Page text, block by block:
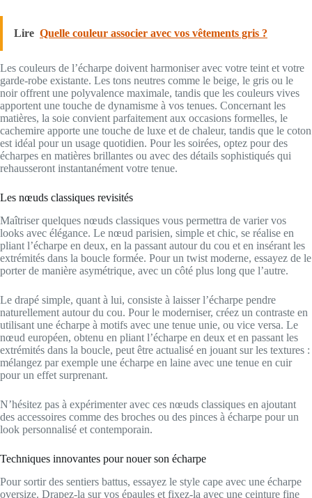
Lire Quelle couleur associer avec vos vêtements gris ?
Les couleurs de l’écharpe doivent harmoniser avec votre teint et votre
garde-robe existante. Les tons neutres comme le beige, le gris ou le
noir offrent une polyvalence maximale, tandis que les couleurs vives
apportent une touche de dynamisme à vos tenues. Concernant les
matières, la soie convient parfaitement aux occasions formelles, le
cachemire apporte une touche de luxe et de chaleur, tandis que le coton
est idéal pour un usage quotidien. Pour les soirées, optez pour des
écharpes en matières brillantes ou avec des détails sophistiqués qui
rehausseront instantanément votre tenue.
Les nœuds classiques revisités
Maîtriser quelques nœuds classiques vous permettra de varier vos
looks avec élégance. Le nœud parisien, simple et chic, se réalise en
pliant l’écharpe en deux, en la passant autour du cou et en insérant les
extrémités dans la boucle formée. Pour un twist moderne, essayez de le
porter de manière asymétrique, avec un côté plus long que l’autre.
Le drapé simple, quant à lui, consiste à laisser l’écharpe pendre
naturellement autour du cou. Pour le moderniser, créez un contraste en
utilisant une écharpe à motifs avec une tenue unie, ou vice versa. Le
nœud européen, obtenu en pliant l’écharpe en deux et en passant les
extrémités dans la boucle, peut être actualisé en jouant sur les textures :
mélangez par exemple une écharpe en laine avec une tenue en cuir
pour un effet surprenant.
N’hésitez pas à expérimenter avec ces nœuds classiques en ajoutant
des accessoires comme des broches ou des pinces à écharpe pour un
look personnalisé et contemporain.
Techniques innovantes pour nouer son écharpe
Pour sortir des sentiers battus, essayez le style cape avec une écharpe
oversize. Drapez-la sur vos épaules et fixez-la avec une ceinture fine